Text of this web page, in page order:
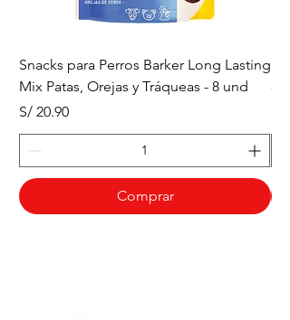
Snacks para Perros Barker Long Lasting
Mix Patas, Orejas y Tráqueas - 8 und
Precio
S/ 20.90
Comprar
-